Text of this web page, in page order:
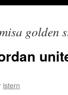
golden
istern